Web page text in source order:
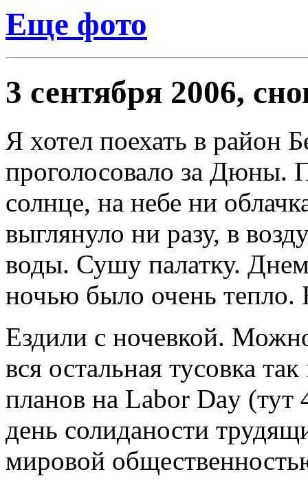
Еще фото
3 сентября 2006,
Я хотел поехать в район
проголосовало за Дюны.
солнце, на небе ни
выглянуло ни разу, в
воды. Сушу палатку.
ночью было очень
Ездили с ночевкой.
вся остальная тусовка
планов на Labor Day (тут
день солиданости
мировой